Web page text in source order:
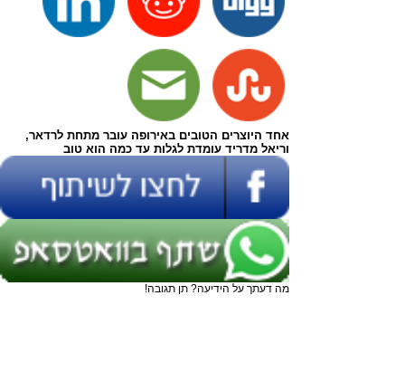
אחד היוצרים הטובים באירופה עובר מתחת לרדאר,
וריאל מדריד עומדת לגלות עד כמה הוא טוב
מה דעתך על הידיעה? תן תגובה!